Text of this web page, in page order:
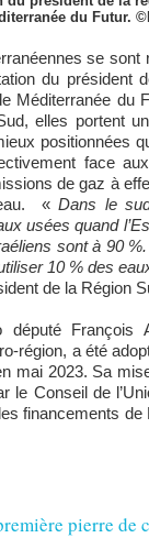
du Futur.
du président
Méditerranée du
elles portent
positionnées
face
de gaz à
eau. «Dans le
usées quand
sont à 90
10 % des
de la Région
député François
région, a été
mai 2023. Sa
le Conseil de
financements
pierre de